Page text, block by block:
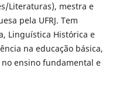
Literaturas), mestra e
pela UFRJ. Tem
Linguística Histórica e
na educação básica,
ensino fundamental e